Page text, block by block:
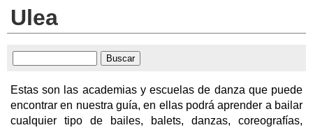
Ulea
Estas son las academias y escuelas de danza que puede
encontrar en nuestra guía, en ellas podrá aprender a bailar
cualquier tipo de bailes, balets, danzas, coreografías,